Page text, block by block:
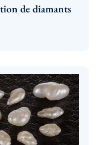
de diamants